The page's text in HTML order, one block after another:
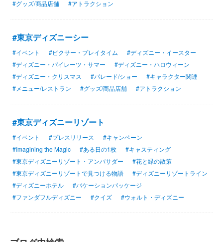
#グッズ/商品店舗
#アトラクション
#東京ディズニーシー
#イベント #ピクサー・プレイタイム
#ディズニー・イースター
#ディズニー・パイレーツ・サマー
#ディズニー・ハロウィーン
#ディズニー・クリスマス
#パレード/ショー
#キャラクター関連
#メニュー/レストラン
#グッズ/商品店舗 #アトラクション
#東京ディズニーリゾート
#イベント #プレスリリース
#キャンペーン
#Imagining the Magic
#ある日の1枚
#キャスティング
#東京ディズニーリゾート・アンバサダー
#花と緑の散策
#東京ディズニーリゾートで見つける物語
#ディズニーリゾートライン
#ディズニーホテル
#バケーションパッケージ
#ファンダフルディズニー
#クイズ #ウォルト・ディズニー